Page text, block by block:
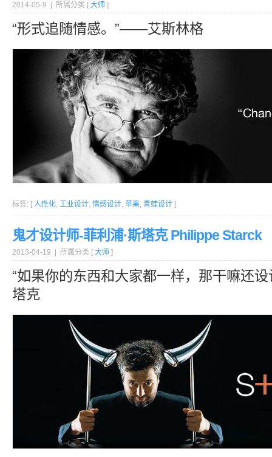
2014-05-9 | 所属分类 [ 大师 ]
“形式追随情感。”——艾斯林格
标签: [ 人性化, 工业设计, 情感设计, 苹果, 青蛙设计 ]
鬼才设计师-菲利浦·斯塔克 Philippe Starck
2013-04-19 | 所属分类 [ 大师 ]
“如果你的东西和大家都一样，那干嘛还
塔克